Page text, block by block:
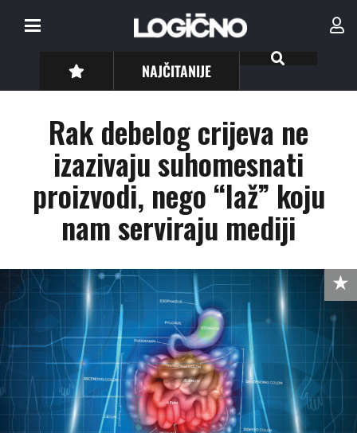
NAJČITANIJE
Rak debelog crijeva ne
izazivaju suhomesnati
proizvodi, nego “laž” koju
nam serviraju mediji